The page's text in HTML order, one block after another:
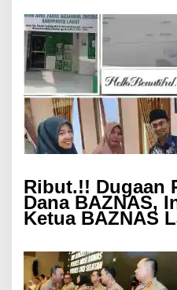
Ribut.!! Dugaan
Dana BAZNAS,
Ketua BAZNAS